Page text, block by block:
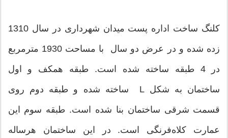
کلنگ ساخت اداره پست میدان شهرداری در سال 1310
زده شده و در عرض دو سال با مساحت 1930 مترمربع
در 4 طبقه ساخته شده است. طبقه همکف و اول
ساختمان به شکل L ساخته شده و طبقه دوم روی
قسمت شرقی ساختمان بنا شده است. طبقه سوم این
عمارت کلاه‌فرنگی است. در این ساختمان هرساله